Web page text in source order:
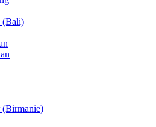
(Bali)
(Birmanie)